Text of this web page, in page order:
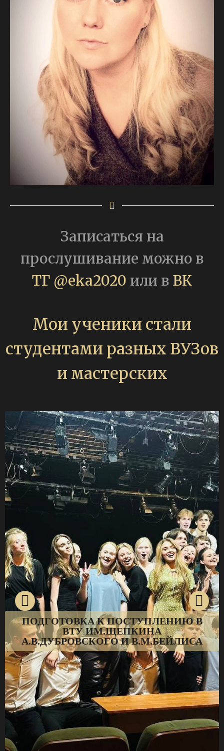
Записаться на
прослушивание можно в
ТГ @eka2020 или в ВК
Мои ученики стали
студентами разных ВУЗов
и мастерских
ПОДГОТОВКА К ПОСТУПЛЕНИЮ В
ВТУ ИМ.ЩЕПКИНА
А.В.ДУБРОВСКОГО И В.М.БЕЙЛИСА